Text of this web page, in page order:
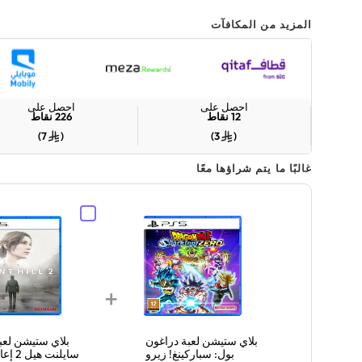
المزيد من المكافآت
احصل على
12 نقاط
(
3
)
احصل على
226نقاط
(
7
)
غالبًا ما يتم شراؤها معًا
بلاي ستيشن لعبة دراغون
بول: سباركينغ! زيرو
+
بلاي ستيشن